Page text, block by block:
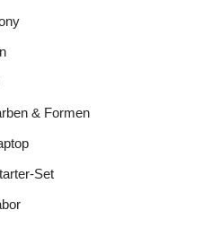
& Formen
Set